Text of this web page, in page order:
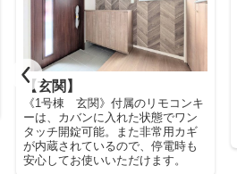
【居間・リビング】
《1号棟 リビング》日当たり良好
で開放感ある17帖のリビングで
す。